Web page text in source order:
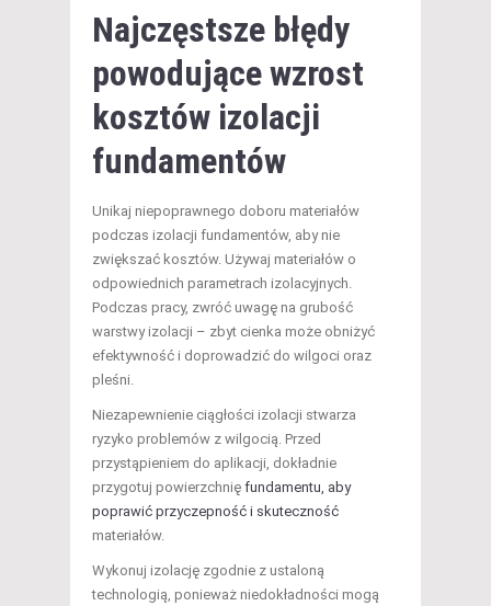
Najczęstsze błędy
powodujące wzrost
kosztów izolacji
fundamentów
Unikaj niepoprawnego doboru materiałów
podczas izolacji fundamentów, aby nie
zwiększać kosztów. Używaj materiałów o
odpowiednich parametrach izolacyjnych.
Podczas pracy, zwróć uwagę na grubość
warstwy izolacji – zbyt cienka może obniżyć
efektywność i doprowadzić do wilgoci oraz
pleśni.
Niezapewnienie ciągłości izolacji stwarza
ryzyko problemów z wilgocią. Przed
przystąpieniem do aplikacji, dokładnie
przygotuj powierzchnię fundamentu, aby
poprawić przyczepność i skuteczność
materiałów.
Wykonuj izolację zgodnie z ustaloną
technologią, ponieważ niedokładności mogą